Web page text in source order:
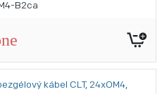
B2ca
kábel CLT, 24xOM4,